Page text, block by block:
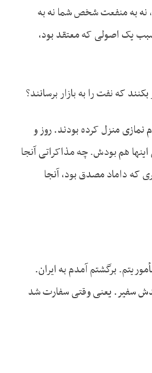
نه به منفعت شخص شما نه به
یک اصولی که معتقد بود،
که نفت را به بازار برسانند؟
منزل کرده بودند. روز و
هم بودش. چه مذاکراتی آنجا
که داماد مصدق بود، آنجا
برگشتم آمدم به ایران.
سفیر. یعنی وقتی سفارت شد